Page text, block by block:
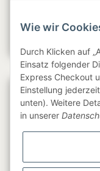
Gesetzliche
Wie wir
Durch Klicken auf
Einsatz folgender
Express Checkout
Einstellung
unten). Weitere
in unserer